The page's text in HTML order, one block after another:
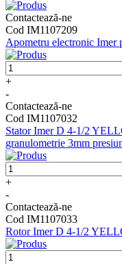
Contactează-ne
Cod IM1107209
Apometru electronic Imer
+
-
Contactează-ne
Cod IM1107032
Stator Imer D 4-1/2
granulometrie 3mm
+
-
Contactează-ne
Cod IM1107033
Rotor Imer D 4-1/2